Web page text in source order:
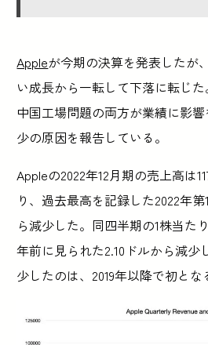
Appleが今期の決算を発表したが
い成長から一転して下落に転じ
中国工場問題の両方が業績に影
少の原因を報告している。
Appleの2022年12月期の売上高は
り、過去最高を記録した2022年
ら減少した。同四半期の1株当た
年前に見られた2.10ドルから減少
少したのは、2019年以降で初とな